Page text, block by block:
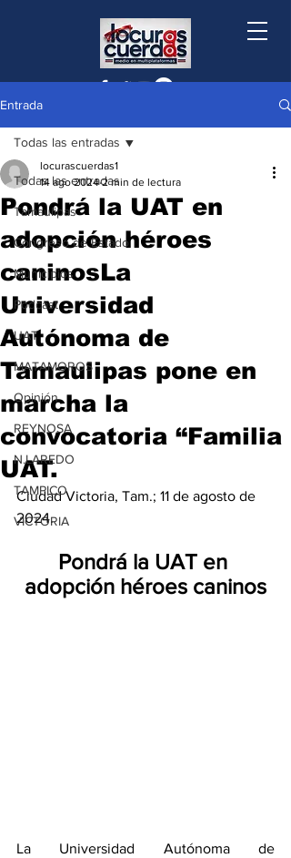
Entrada
Todas las entradas
Tamaulipas
Congreso de Estado
Municipios
Podcast
UAT
MATAMOROS
Opinión
REYNOSA
N.LAREDO
TAMPICO
VICTORIA
Todas las entradas
Pondrá la UAT en
adopción héroes
caninosLa
Universidad
Autónoma de
Tamaulipas pone en
marcha la
convocatoria “Familia
UAT.
locurascuerdas1
14 ago 2024 2 min de lectura
Ciudad Victoria, Tam.; 11 de agosto de
2024.
Pondrá la UAT en
adopción héroes caninos
La Universidad Autónoma de